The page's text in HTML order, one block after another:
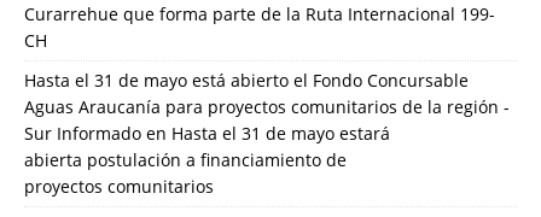
Curarrehue que forma parte de la Ruta Internacional 199-
CH
Hasta el 31 de mayo está abierto el Fondo Concursable
Aguas Araucanía para proyectos comunitarios de la región -
Sur Informado en Hasta el 31 de mayo estará
abierta postulación a financiamiento de
proyectos comunitarios